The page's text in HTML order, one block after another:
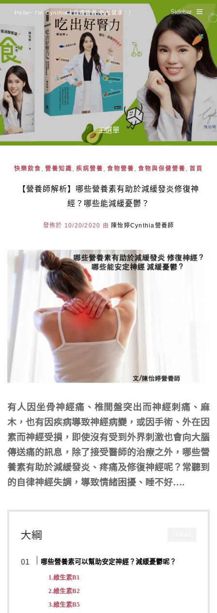
Hello~ I'm Cynthia！品嚐營養 吃出健康：） Sidebar
主選單
快樂飲食 營養知識 疾病營養 食物營養 食物與保健營養 首頁
【營養師解析】哪些營養素有助於減緩發炎修復神
經？哪些能減緩憂鬱？
發佈於 10/20/2020 由 陳怡婷Cynthia營養師
有人因坐骨神經痛、椎間盤突出而神經刺痛、麻
木，也有因疾病導致神經病變，或因手術、外在因
素而神經受損，即使沒有受到外界刺激也會向大腦
傳送痛的訊息，除了接受醫師的治療之外，哪些營
養素有助於減緩發炎、疼痛及修復神經呢？常聽到
的自律神經失調，導致情緒困擾、睡不好….
大綱
哪些營養素可以幫助安定神經？減緩憂鬱呢？
1.維生素B1
2.維生素B2
3.維生素B5